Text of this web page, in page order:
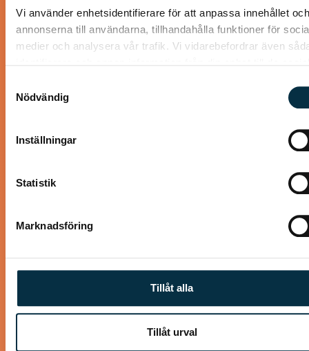
Vi använder enhetsidentifierare för att anpassa innehållet och
annonserna till användarna, tillhandahålla funktioner för
medier och analysera vår trafik. Vi vidarebefordrar även
Dessa kan i sin tur kombinera informationen med annan
information som du har tillhandahållit eller som de har
Nödvändig
Inställningar
Statistik
Marknadsföring
Tillåt alla
Tillåt urval
kycklingsköttbullar